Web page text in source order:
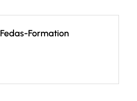
Fedas-Formation